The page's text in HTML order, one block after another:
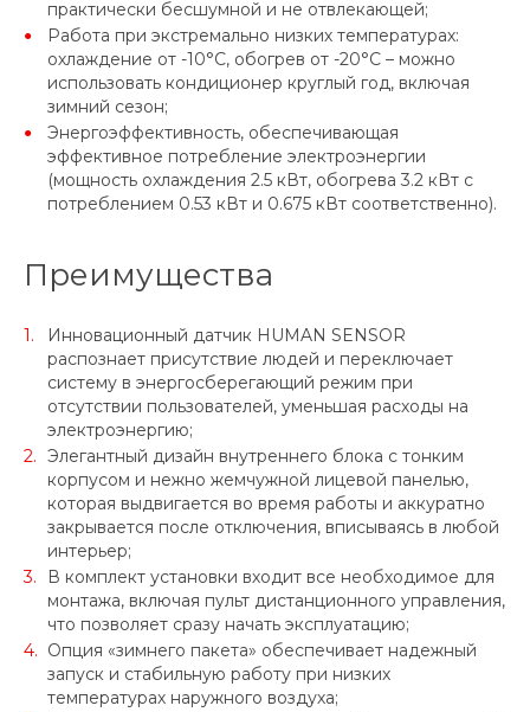
практически бесшумной и не отвлекающей;
Работа при экстремально низких температурах:
охлаждение от -10°C, обогрев от -20°C – можно
использовать кондиционер круглый год, включая
зимний сезон;
Энергоэффективность, обеспечивающая
эффективное потребление электроэнергии
(мощность охлаждения 2.5 кВт, обогрева 3.2 кВт с
потреблением 0.53 кВт и 0.675 кВт соответственно).
Преимущества
Инновационный датчик HUMAN SENSOR
распознает присутствие людей и переключает
систему в энергосберегающий режим при
отсутствии пользователей, уменьшая расходы на
электроэнергию;
Элегантный дизайн внутреннего блока с тонким
корпусом и нежно жемчужной лицевой панелью,
которая выдвигается во время работы и аккуратно
закрывается после отключения, вписываясь в любой
интерьер;
В комплект установки входит все необходимое для
монтажа, включая пульт дистанционного управления,
что позволяет сразу начать эксплуатацию;
Опция «зимнего пакета» обеспечивает надежный
запуск и стабильную работу при низких
температурах наружного воздуха;